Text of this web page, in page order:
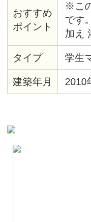
おすすめ
ポイント
※こ
です
加え
成22
りま
タイプ 学生
建築年月